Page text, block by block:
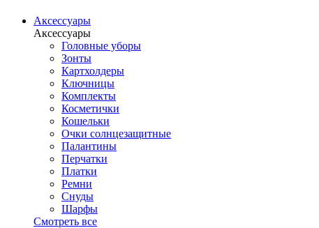
Аксессуары
Аксессуары
Головные уборы
Зонты
Картхолдеры
Ключницы
Комплекты
Косметички
Кошельки
Очки солнцезащитные
Палантины
Перчатки
Платки
Ремни
Снуды
Шарфы
Смотреть все